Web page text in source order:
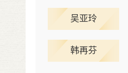
吴亚玲
韩再芬